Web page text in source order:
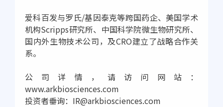
爱科百发与罗氏/基因泰克等跨国药企、美国学术
机构Scripps研究所、中国科学院微生物研究所、
国内外生物技术公司，及CRO建立了战略合作关
系。
公司详情，请访问网站：
www.arkbiosciences.com
投资者垂询：IR@arkbiosciences.com